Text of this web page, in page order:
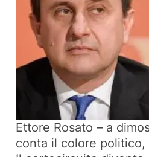
Ettore Rosato – a
conta il colore politico,